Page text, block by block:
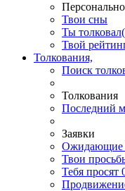
Твои сны
Ты
Твой
Толкования,
Поиск
Толкования
Последний
Заявки
Ожидающие
Твои
Тебя просят